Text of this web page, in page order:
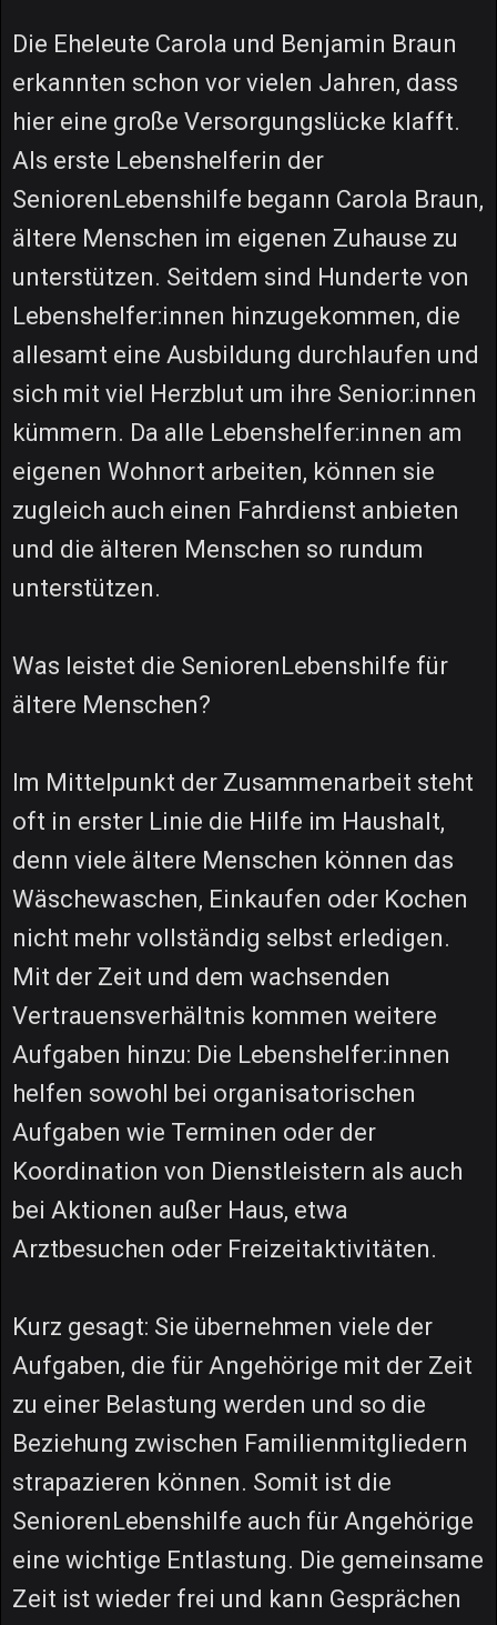
Die Eheleute Carola und Benjamin Braun
erkannten schon vor vielen Jahren, dass
hier eine große Versorgungslücke klafft.
Als erste Lebenshelferin der
SeniorenLebenshilfe begann Carola Braun,
ältere Menschen im eigenen Zuhause zu
unterstützen. Seitdem sind Hunderte von
Lebenshelfer:innen hinzugekommen, die
allesamt eine Ausbildung durchlaufen und
sich mit viel Herzblut um ihre Senior:innen
kümmern. Da alle Lebenshelfer:innen am
eigenen Wohnort arbeiten, können sie
zugleich auch einen Fahrdienst anbieten
und die älteren Menschen so rundum
unterstützen.
Was leistet die SeniorenLebenshilfe für
ältere Menschen?
Im Mittelpunkt der Zusammenarbeit steht
oft in erster Linie die Hilfe im Haushalt,
denn viele ältere Menschen können das
Wäschewaschen, Einkaufen oder Kochen
nicht mehr vollständig selbst erledigen.
Mit der Zeit und dem wachsenden
Vertrauensverhältnis kommen weitere
Aufgaben hinzu: Die Lebenshelfer:innen
helfen sowohl bei organisatorischen
Aufgaben wie Terminen oder der
Koordination von Dienstleistern als auch
bei Aktionen außer Haus, etwa
Arztbesuchen oder Freizeitaktivitäten.
Kurz gesagt: Sie übernehmen viele der
Aufgaben, die für Angehörige mit der Zeit
zu einer Belastung werden und so die
Beziehung zwischen Familienmitgliedern
strapazieren können. Somit ist die
SeniorenLebenshilfe auch für Angehörige
eine wichtige Entlastung. Die gemeinsame
Zeit ist wieder frei und kann Gesprächen